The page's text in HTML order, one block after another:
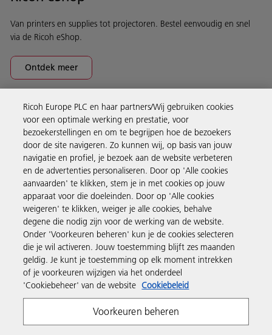
Van printers en supplies tot projectoren. Bestel eenvoudig en snel
via de Ricoh eShop.
Ontdek meer
Business Solutions
Producten en services
Support en contact
Inspiratie
Volg Ricoh
Ricoh Europe PLC en haar partners/Wij gebruiken cookies
voor een optimale werking en prestatie, voor
bezoekerstellingen en om te begrijpen hoe de bezoekers
door de site navigeren. Zo kunnen wij, op basis van jouw
navigatie en profiel, je bezoek aan de website verbeteren
en de advertenties personaliseren. Door op 'Alle cookies
aanvaarden' te klikken, stem je in met cookies op jouw
apparaat voor die doeleinden. Door op 'Alle cookies
weigeren' te klikken, weiger je alle cookies, behalve
degene die nodig zijn voor de werking van de website.
Onder 'Voorkeuren beheren' kun je de cookies selecteren
die je wil activeren. Jouw toestemming blijft zes maanden
geldig. Je kunt je toestemming op elk moment intrekken
of je voorkeuren wijzigen via het onderdeel
'Cookiebeheer' van de website Cookiebeleid
Voorkeuren beheren